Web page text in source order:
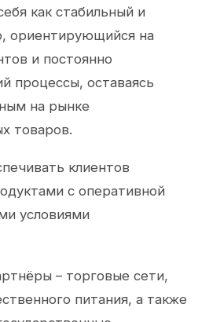
как стабильный и
ориентирующийся на
и постоянно
процессы, оставаясь
на рынке
товаров.
клиентов
с оперативной
условиями
– торговые сети,
питания, а также